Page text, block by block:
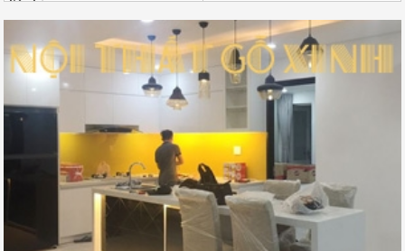
liên hệ 08.6789.5828